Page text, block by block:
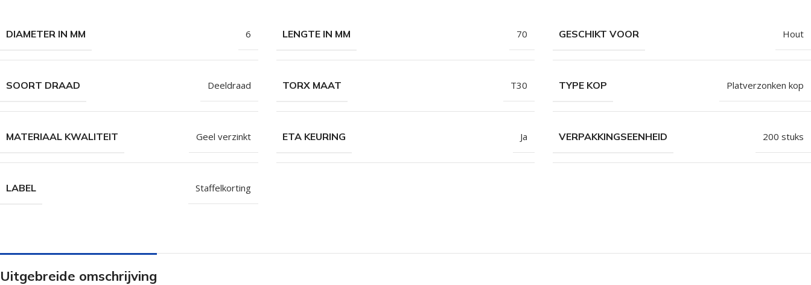
Populaire merken
DIAMETER IN MM 6 LENGTE IN MM 70 GESCHIKT VOOR Hout
SOORT DRAAD Deeldraad TORX MAAT T30 TYPE KOP Platverzonken kop
MATERIAAL KWALITEIT Geel verzinkt ETA KEURING Ja VERPAKKINGSEENHEID 200 stuks
LABEL Staffelkorting
Uitgebreide omschrijving